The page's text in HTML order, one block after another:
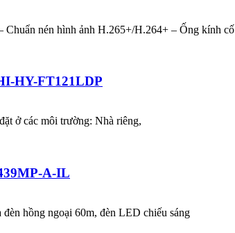
nén hình ảnh H.265+/H.264+ – Ống kính cố
HY-FT121LDP
ở các môi trường: Nhà riêng,
A-IL
hồng ngoại 60m, đèn LED chiếu sáng